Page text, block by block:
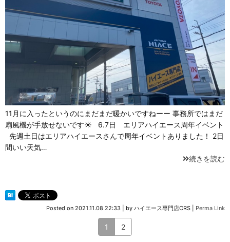
11月に入ったというのにまだまだ暖かいですねーー 事務所ではまだ
扇風機が手放せないです☀ 6.7日 エリアハイエース周年イベント
先週土日はエリアハイエースさんで周年イベントありました！ 2日
間いい天気…
続きを読む
Posted on 2021.11.08 22:33 by ハイエース専門店CRS Perma Link
1 2